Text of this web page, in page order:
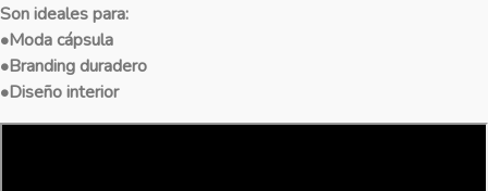
Son ideales para:
•Moda cápsula
•Branding duradero
•Diseño interior